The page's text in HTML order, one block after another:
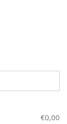
€0,00